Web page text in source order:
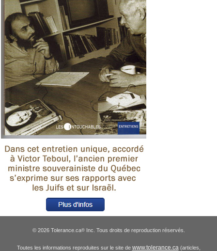
© 2026 Tolerance.ca®Inc. Tous droits de reproduction réservés.
Toutes les informations reproduites sur le site de www.tolerance.ca(articles,